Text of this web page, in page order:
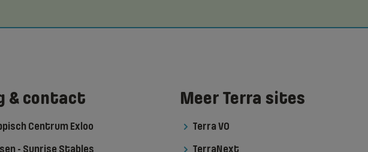
& contact
Centrum Exloo
- Sunrise Stables
Meer Terra sites
Terra VO
TerraNext